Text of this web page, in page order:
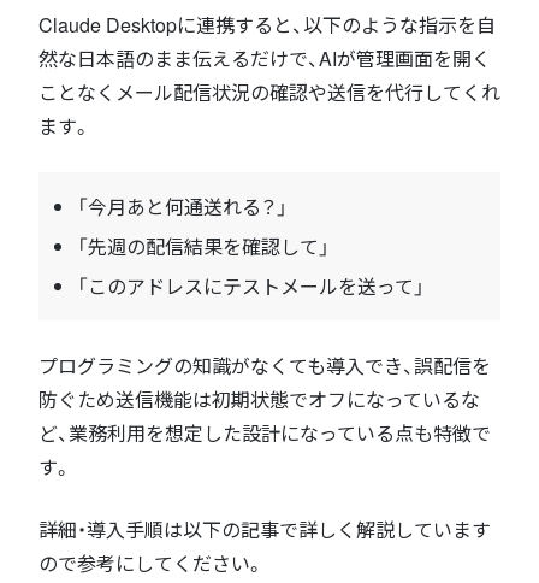
Claude Desktopに連携すると、以下のような指示を自
然な日本語のまま伝えるだけで、AIが管理画面を開く
ことなくメール配信状況の確認や送信を代行してくれ
ます。
「今月あと何通送れる？」
「先週の配信結果を確認して」
「このアドレスにテストメールを送って」
プログラミングの知識がなくても導入でき、誤配信を
防ぐため送信機能は初期状態でオフになっているな
ど、業務利用を想定した設計になっている点も特徴で
す。
詳細・導入手順は以下の記事で詳しく解説しています
ので参考にしてください。